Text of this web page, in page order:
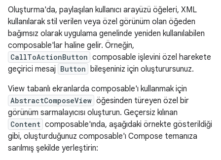
Oluşturma'da, paylaşılan kullanıcı arayüzü öğeleri, XML
kullanılarak stil verilen veya özel görünüm olan öğeden
bağımsız olarak uygulama genelinde yeniden kullanılabilen
composable'lar haline gelir. Örneğin,
CallToActionButton composable işlevini özel harekete
geçirici mesaj Button bileşeniniz için oluşturursunuz.
View tabanlı ekranlarda composable'ı kullanmak için
AbstractComposeView öğesinden türeyen özel bir
görünüm sarmalayıcısı oluşturun. Geçersiz kılınan
Content composable'ında, aşağıdaki örnekte gösterildiği
gibi, oluşturduğunuz composable'ı Compose temanıza
sarılmış şekilde yerleştirin: